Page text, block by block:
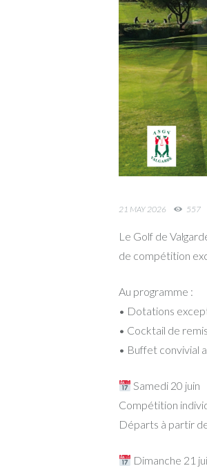
21 MAY 2026 557
Le Golf de
de compétition
Au programme :
• Dotations
• Cocktail de
• Buffet convivial
Samedi 20 juin
Compétition
Départs à partir
Dimanche 21